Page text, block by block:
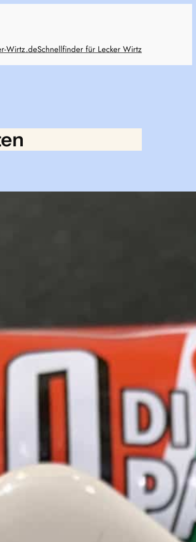
Wirtz.deSchnellfinder für Lecker Wirtz